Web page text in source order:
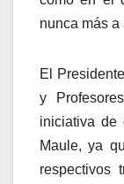
nunca más a
El
y
iniciativa de
Maule, ya
respectivos